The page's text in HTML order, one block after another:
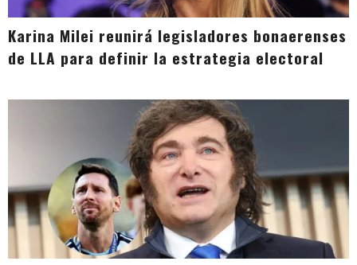
Karina Milei reunirá legisladores bonaerenses
de LLA para definir la estrategia electoral